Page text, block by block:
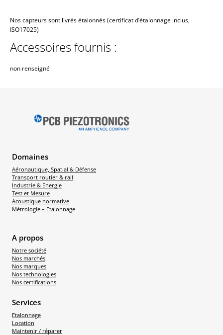
Nos capteurs sont livrés étalonnés (certificat d’étalonnage inclus,
ISO17025)
Accessoires fournis :
non renseigné
Domaines
Aéronautique, Spatial & Défense
Transport routier & rail
Industrie & Energie
Test et Mesure
Acoustique normative
Métrologie – Etalonnage
A propos
Notre société
Nos marchés
Nos marques
Nos technologies
Nos certifications
Services
Etalonnage
Location
Maintenir / réparer